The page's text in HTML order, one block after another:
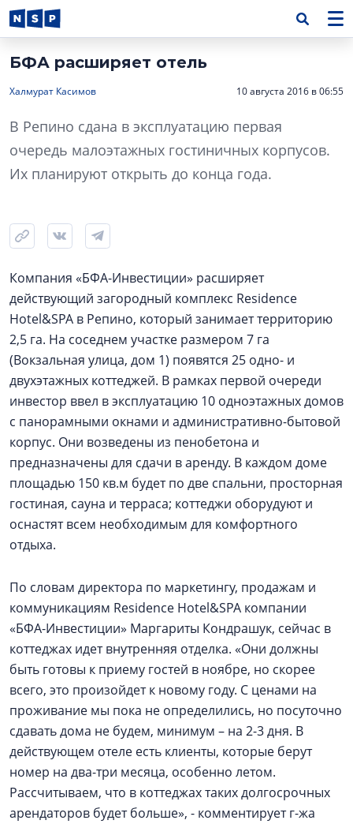
БФА расширяет отель
Халмурат Касимов 10 августа 2016 в 06:55
В Репино сдана в эксплуатацию первая
очередь малоэтажных гостиничных корпусов.
Их планируют открыть до конца года.
Компания «БФА-Инвестиции» расширяет
действующий загородный комплекс Residence
Hotel&SPA в Репино, который занимает территорию
2,5 га. На соседнем участке размером 7 га
(Вокзальная улица, дом 1) появятся 25 одно- и
двухэтажных коттеджей. В рамках первой очереди
инвестор ввел в эксплуатацию 10 одноэтажных домов
с панорамными окнами и административно-бытовой
корпус. Они возведены из пенобетона и
предназначены для сдачи в аренду. В каждом доме
площадью 150 кв.м будет по две спальни, просторная
гостиная, сауна и терраса; коттеджи оборудуют и
оснастят всем необходимым для комфортного
отдыха.
По словам директора по маркетингу, продажам и
коммуникациям Residence Hotel&SPA компании
«БФА-Инвестиции» Маргариты Кондрашук, сейчас в
коттеджах идет внутренняя отделка. «Они должны
быть готовы к приему гостей в ноябре, но скорее
всего, это произойдет к новому году. С ценами на
проживание мы пока не определились, но посуточно
сдавать дома не будем, минимум – на 2-3 дня. В
действующем отеле есть клиенты, которые берут
номер на два-три месяца, особенно летом.
Рассчитываем, что в коттеджах таких долгосрочных
арендаторов будет больше», - комментирует г-жа